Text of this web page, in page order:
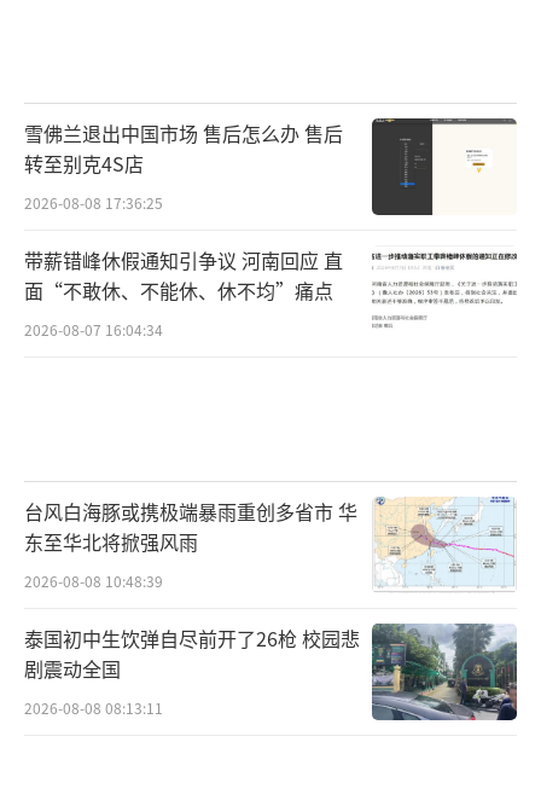
雪佛兰退出中国市场 售后怎么办 售后
转至别克4S店
2026-08-08 17:36:25
带薪错峰休假通知引争议 河南回应 直
面“不敢休、不能休、休不均”痛点
2026-08-07 16:04:34
台风白海豚或携极端暴雨重创多省市 华
东至华北将掀强风雨
2026-08-08 10:48:39
泰国初中生饮弹自尽前开了26枪 校园悲
剧震动全国
2026-08-08 08:13:11